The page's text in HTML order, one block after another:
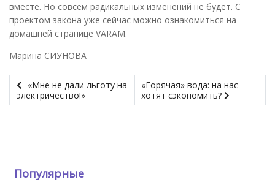
вместе. Но совсем радикальных изменений не будет. С
проектом закона уже сейчас можно ознакомиться на
домашней странице VARAM.
Марина СИУНОВА
«Мне не дали льготу на
электричество!»
«Горячая» вода: на нас
хотят сэкономить?
Популярные